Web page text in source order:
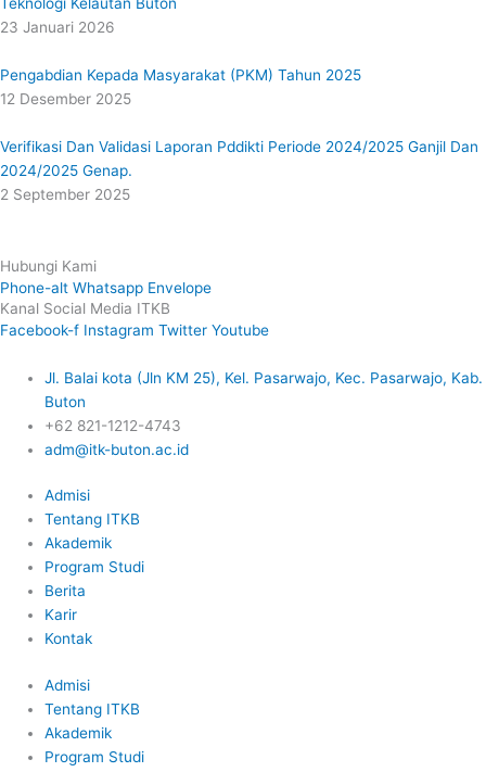
23 Januari 2026
Pengabdian Kepada Masyarakat (PKM) Tahun 2025
12 Desember 2025
Verifikasi Dan Validasi Laporan Pddikti Periode 2024/2025 Ganjil Dan
2024/2025 Genap.
2 September 2025
Hubungi Kami
Phone-alt Whatsapp Envelope
Kanal Social Media ITKB
Facebook-f Instagram Twitter Youtube
Jl. Balai kota (Jln KM 25), Kel. Pasarwajo, Kec. Pasarwajo, Kab.
Buton
+62 821-1212-4743
adm@itk-buton.ac.id
Admisi
Tentang ITKB
Akademik
Program Studi
Berita
Karir
Kontak
Admisi
Tentang ITKB
Akademik
Program Studi